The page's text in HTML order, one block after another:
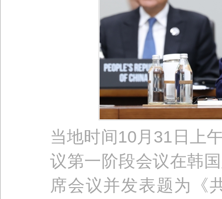
当地时间10月31日上
议第一阶段会议在韩
席会议并发表题为《